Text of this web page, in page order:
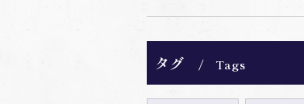
タグ Tags